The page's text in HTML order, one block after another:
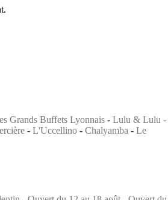
Grands Buffets Lyonnais - Lulu & Lulu -
- L'Uccellino - Chalyamba - Le